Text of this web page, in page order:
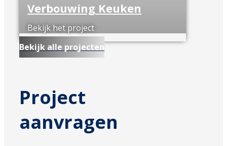
Project
aanvragen
Verbouwing Keuken
Bekijk het project
Bekijk alle projecten